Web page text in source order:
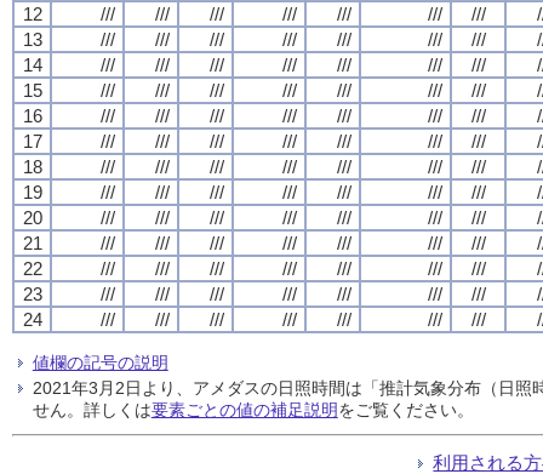
12
/// /// /// /// /// /// ///
13
/// /// /// /// /// /// ///
14
/// /// /// /// /// /// ///
15
/// /// /// /// /// /// ///
16
/// /// /// /// /// /// ///
17
/// /// /// /// /// /// ///
18
/// /// /// /// /// /// ///
19
/// /// /// /// /// /// ///
20
/// /// /// /// /// /// ///
21
/// /// /// /// /// /// ///
22
/// /// /// /// /// /// ///
23
/// /// /// /// /// /// ///
24
/// /// /// /// /// /// ///
値欄の記号の説明
2021年3月2日より、アメダスの日照時間は「推計気象分布（日
せん。詳しくは要素ごとの値の補足説明をご覧ください。
利用される